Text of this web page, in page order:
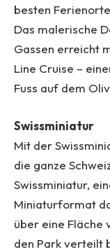
besten
Das malerische
Gassen erreicht
Line Cruise –
Fuss auf dem
Swissminiatur
Mit der
die ganze
Swissminiatur,
Miniaturformat
über eine Fläche
den Park verteilt